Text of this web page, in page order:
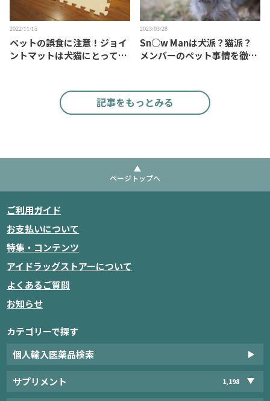
2022/11/15
ペットの誤食に注意！ジョイ
ントマットは犬猫にとって魅
2023/03/28
Sn○w Manは犬派？猫派？
メンバーのペット事情を徹底
記事をもっとみる
ページトップへ
ご利用ガイド
お支払いについて
特集・コンテンツ
アイドラッグストアーについて
よくあるご質問
お知らせ
カテゴリーで探す
個人輸入医薬品検索
サプリメント 1,198